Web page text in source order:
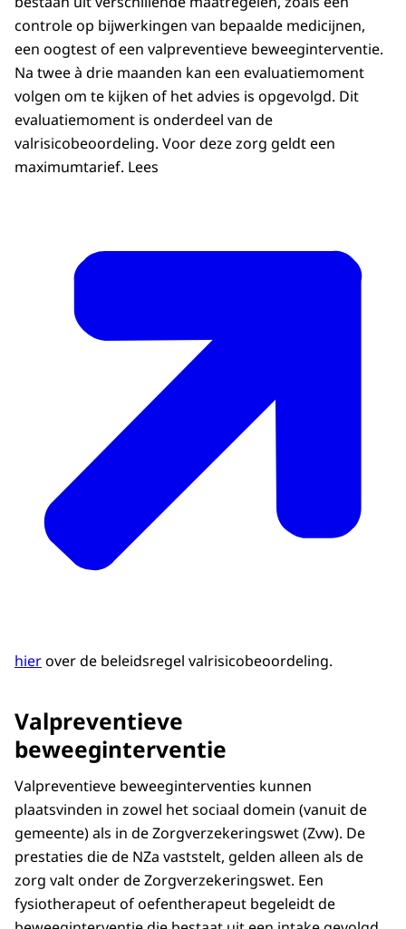
controle op bijwerkingen van bepaalde medicijnen,
een oogtest of een valpreventieve beweeginterventie.
Na twee à drie maanden kan een evaluatiemoment
volgen om te kijken of het advies is opgevolgd. Dit
evaluatiemoment is onderdeel van de
valrisicobeoordeling. Voor deze zorg geldt een
maximumtarief. Lees
hierover de beleidsregel valrisicobeoordeling.
Valpreventieve
beweeginterventie
Valpreventieve beweeginterventies kunnen
plaatsvinden in zowel het sociaal domein (vanuit de
gemeente) als in de Zorgverzekeringswet (Zvw). De
prestaties die de NZa vaststelt, gelden alleen als de
zorg valt onder de Zorgverzekeringswet. Een
fysiotherapeut of oefentherapeut begeleidt de